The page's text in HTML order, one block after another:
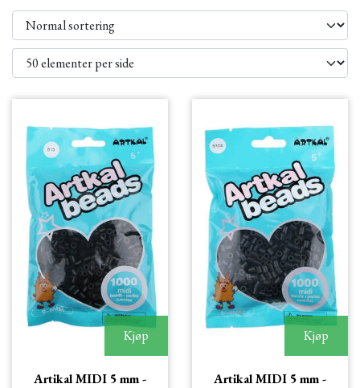
Kjøp
Artikal MIDI 5 mm -
Kjøp
Artikal MIDI 5 mm -